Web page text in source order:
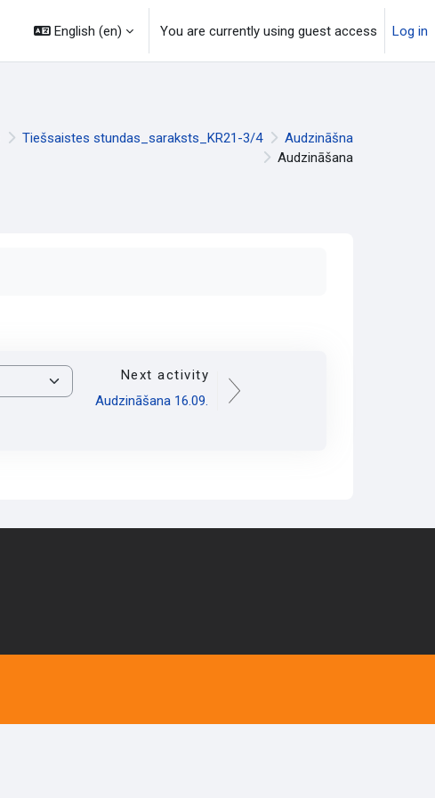
English ‎(en)‎ You are currently using guest access Log in
Tiešsaistes stundas_saraksts_KR21-3/4
Audzināšna
Audzināšana
Next activity
Audzināšana 16.09.